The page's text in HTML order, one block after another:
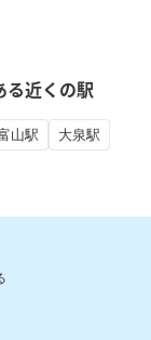
る近くの駅
山駅
大泉駅